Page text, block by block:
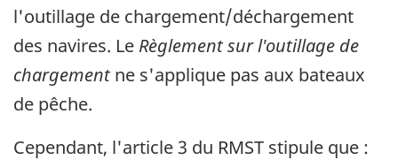
l'outillage de chargement/déchargement
des navires. Le Règlement sur l'outillage de
chargementne s'applique pas aux bateaux
de pêche.
Cependant, l'article 3 du RMST stipule que :